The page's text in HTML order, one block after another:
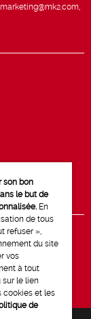
son bon
le but de
En
de tous
refuser »,
du site
vos
à tout
sur le lien
cookies et les
de